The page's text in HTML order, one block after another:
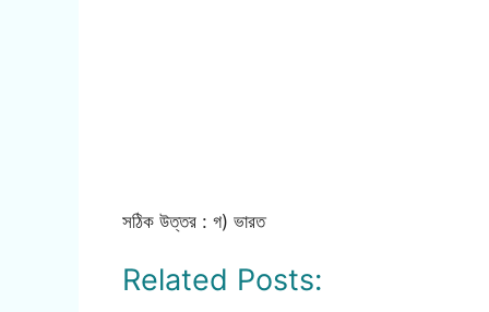
সঠিক উত্তর : গ) ভারত
Related Posts: